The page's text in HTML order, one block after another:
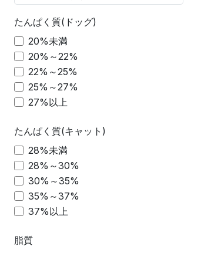
たんぱく質(ドッグ)
20%未満
20%～22%
22%～25%
25%～27%
27%以上
たんぱく質(キャット)
28%未満
28%～30%
30%～35%
35%～37%
37%以上
脂質